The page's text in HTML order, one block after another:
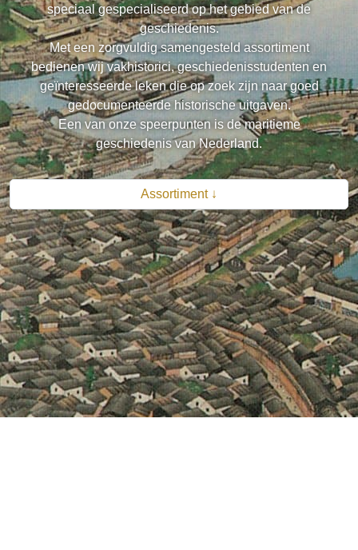
speciaal gespecialiseerd op het gebied van de
geschiedenis.
Met een zorgvuldig samengesteld assortiment
bedienen wij vakhistorici, geschiedenisstudenten en
geïnteresseerde leken die op zoek zijn naar goed
gedocumenteerde historische uitgaven.
Een van onze speerpunten is de maritieme
geschiedenis van Nederland.
Assortiment ↓